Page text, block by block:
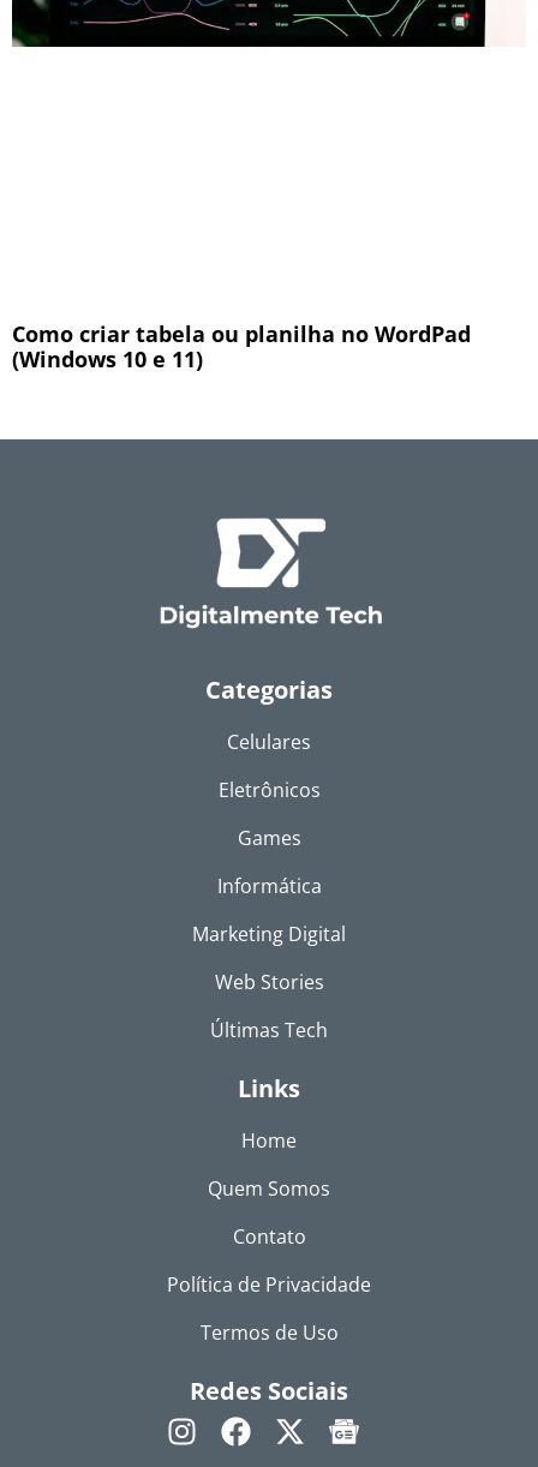
Como criar tabela ou planilha no WordPad
(Windows 10 e 11)
Categorias
Celulares
Eletrônicos
Games
Informática
Marketing Digital
Web Stories
Últimas Tech
Links
Home
Quem Somos
Contato
Política de Privacidade
Termos de Uso
Redes Sociais